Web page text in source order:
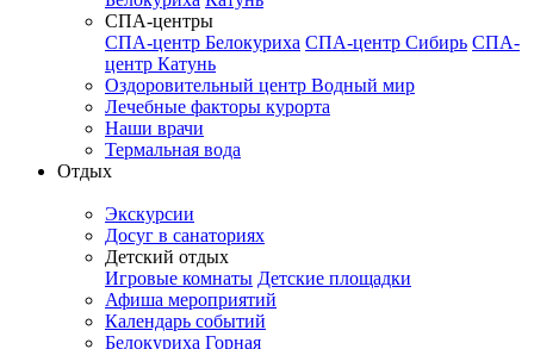
СПА-центры
СПА-центр Белокуриха СПА-центр Сибирь СПА-
центр Катунь
Оздоровительный центр Водный мир
Лечебные факторы курорта
Наши врачи
Термальная вода
Отдых
Экскурсии
Досуг в санаториях
Детский отдых
Игровые комнаты Детские площадки
Афиша мероприятий
Календарь событий
Белокуриха Горная